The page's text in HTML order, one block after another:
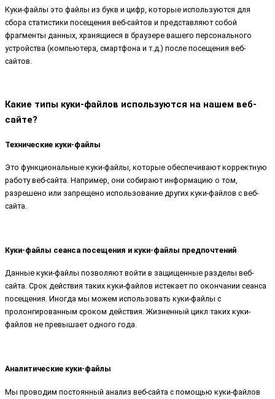
Куки-файлы это файлы из букв и цифр, которые используются для
сбора статистики посещения веб-сайтов и представляют собой
фрагменты данных, хранящиеся в браузере вашего персонального
устройства (компьютера, смартфона и т.д.) после посещения веб-
сайтов.
Какие типы куки-файлов используются на нашем веб-
сайте?
Технические куки-файлы
Это функциональные куки-файлы, которые обеспечивают корректную
работу веб-сайта. Например, они собирают информацию о том,
разрешено или запрещено использование других куки-файлов с веб-
сайта.
Куки-файлы сеанса посещения и куки-файлы предпочтений
Данные куки-файлы позволяют войти в защищенные разделы веб-
сайта. Срок действия таких куки-файлов истекает по окончании сеанса
посещения. Иногда мы можем использовать куки-файлы с
пролонгированным сроком действия. Жизненный цикл таких куки-
файлов не превышает одного года.
Аналитические куки-файлы
Мы проводим постоянный анализ веб-сайта с помощью куки-файлов